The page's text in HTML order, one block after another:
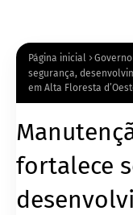
Página inicial Governo
segurança,
em Alta Floresta
fortalece